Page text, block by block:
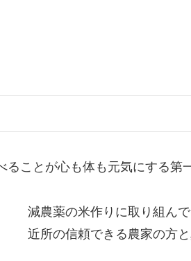
ことが心も体も元気にする第一
減農薬の米作りに取り組んで
近所の信頼できる農家の方